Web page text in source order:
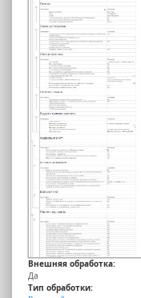
Внешняя обработка:
Да
Тип обработки: